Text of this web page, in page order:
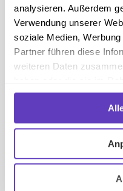
analysieren. Außerdem
Verwendung unserer
soziale Medien,
Partner führen diese
weiteren Daten
gesammelt haben.
Wie gut bin
Ist Vitadio
Sie haben